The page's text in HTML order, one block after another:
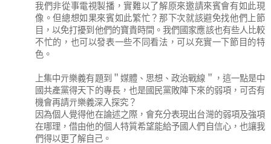
我們非從事電視製播，實難以了解原來邀請來賓會有如此現
像。但總想如果來賓如此繁忙？那下次就該避免找他們上節
目，以免打擾到他們的寶貴時間。我們國家應該也有些人比較
不忙的，也可以發表一些不同看法，可以充實一下節目的特
色。
上集中亓樂義有題到＂媒體、思想、政治戰線＂，這一點是中
國共產黨得天下的專長，也是國民黨敗陣下來的弱項，可否有
機會再請亓樂義深入探究？
因為個人覺得他在論述之際，會充分表現出台灣的弱項及強項
在哪理，借由他的個人特質希望能給予國人們自信心，也讓我
們得以更了解自己。